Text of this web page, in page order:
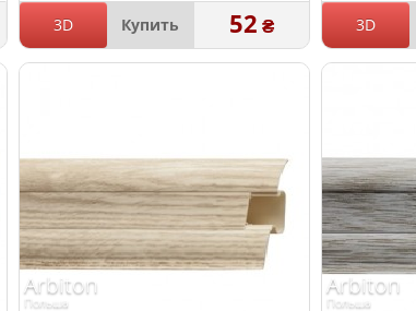
3D Купить 52 ₴ 3D
Arbiton
Польша
Arbiton
Польша